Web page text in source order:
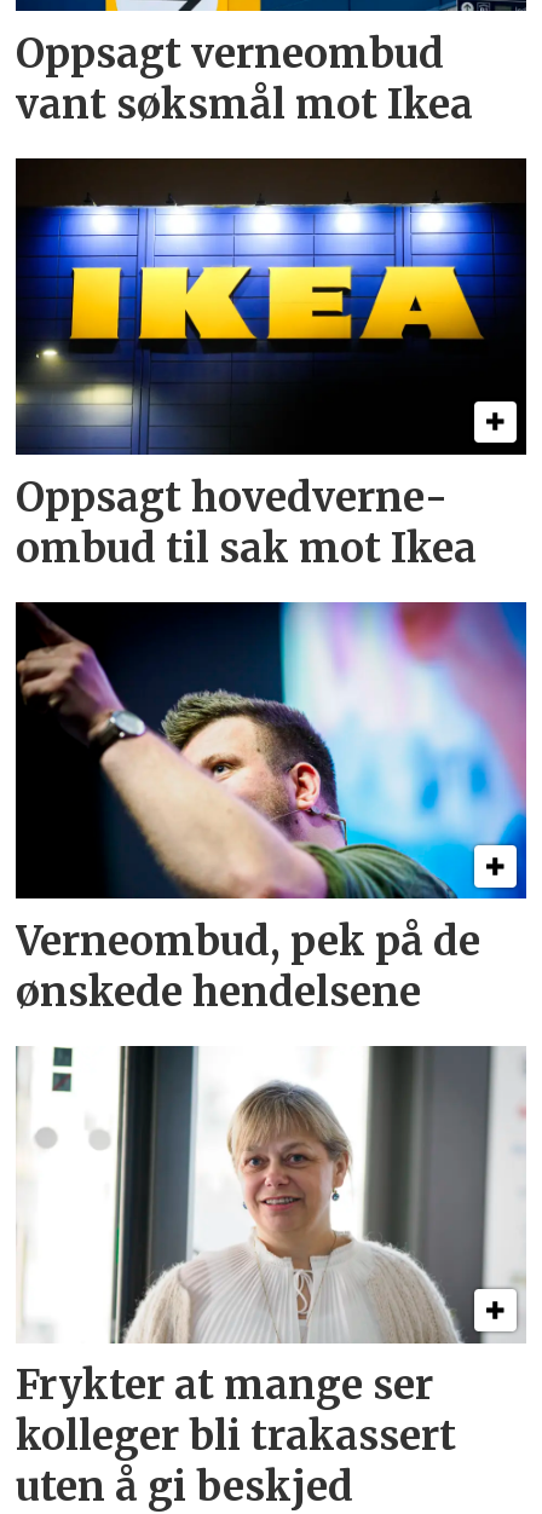
Oppsagt verneombud
vant søksmål mot Ikea
Oppsagt hoved­verne­
ombud til sak mot Ikea
Verneombud, pek på de
ønskede hendelsene
Frykter at mange ser
kolleger bli trakassert
uten å gi beskjed